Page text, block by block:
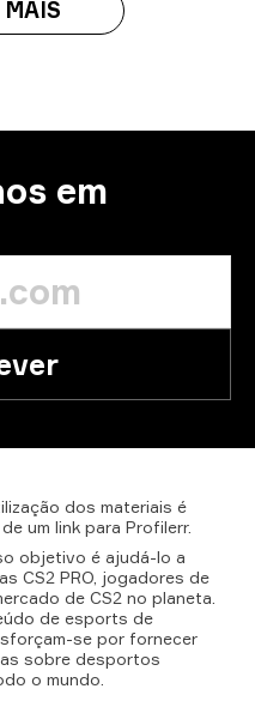
MAIS
em
dos materiais é
de um link para Profilerr.
objetivo é ajudá-lo a
CS2 PRO, jogadores de
de CS2 no planeta.
de esports de
se por fornecer
sobre desportos
o mundo.